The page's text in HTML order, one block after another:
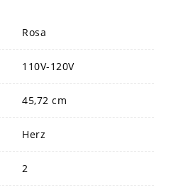
Rosa
110V-120V
45,72 cm
Herz
2